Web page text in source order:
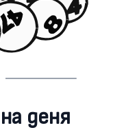
деня